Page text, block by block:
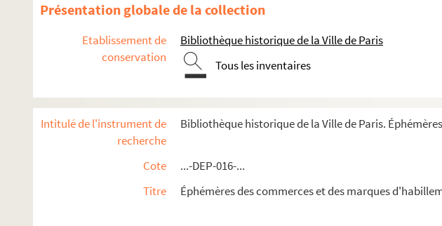
Présentation globale de la collection
Etablissement de
conservation
Bibliothèque historique de la Ville de Paris
Tous les inventaires
Intitulé de l'instrument de
recherche
Bibliothèque historique de la Ville de Paris.
Cote
...-DEP-016-...
Titre
Éphémères des commerces et des marques
4-DEP-016-0164. Buisson Fils
4-DEP-016-0165. B. Buttenwieser, A l'Abeille
8-DEP-016-0404. L. Calvayrac
8-DEP-016-0412. Centre de la mode
8-DEP-016-0091. Cheviot House
4-DEP-016-0180. G. Cottron, Chemiserie franco-américaine
8-DEP-016-0076. Crédit moderne